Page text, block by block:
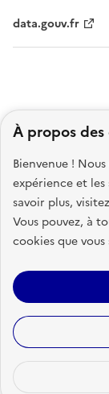
À propos
Bienvenue !
expérience et les
savoir plus,
Vous pouvez, à
cookies que
data.gouv.fr
Accessibilité : non
confidentialité
d’information
Sauf mention
les contenus de ce